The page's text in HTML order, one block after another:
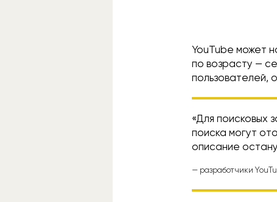
YouTube может
по возрасту —
пользователей,
«Для поисковых
поиска могут
описание
— разработчики